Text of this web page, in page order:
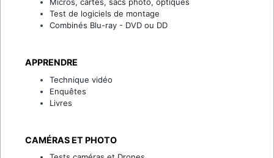
Test de logiciels de montage
Combinés Blu-ray - DVD ou DD
APPRENDRE
Technique vidéo
Enquêtes
Livres
CAMÉRAS ET PHOTO